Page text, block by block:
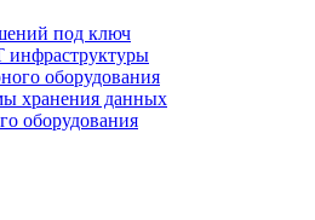
под ключ
инфраструктуры
оборудования
хранения данных
оборудования